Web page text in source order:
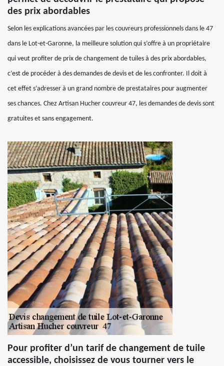
des prix abordables
Selon les explications avancées par les couvreurs professionnels dans le 47
dans le Lot-et-Garonne, la meilleure solution qui s’offre à un propriétaire
qui veut profiter de prix de changement de tuiles à des prix abordables,
c’est de procéder à des demandes de devis et de les confronter. Il doit à
cet effet s’adresser à un grand nombre de prestataires pour augmenter
ses chances. Chez Artisan Hucher couvreur 47, les demandes de devis sont
gratuites et sans engagement.
Pour profiter d’un tarif de changement de tuile
accessible, choisissez de vous tourner vers le